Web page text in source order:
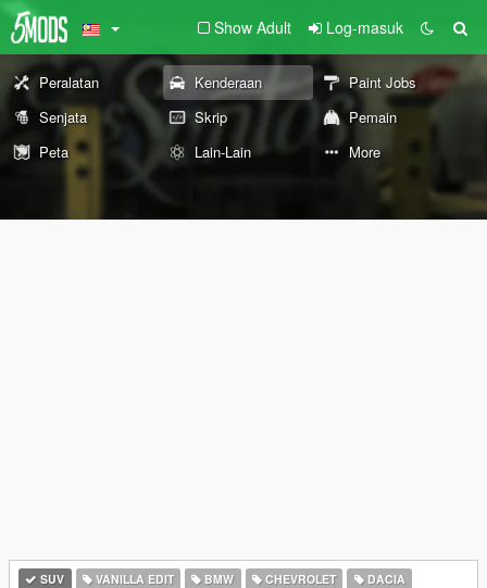
Show Adult Log-masuk
Peralatan Kenderaan
Paint Jobs
Senjata
Skrip
Pemain
Peta
Lain-Lain More
SUV VANILLA EDIT BMW CHEVROLET
DACIA